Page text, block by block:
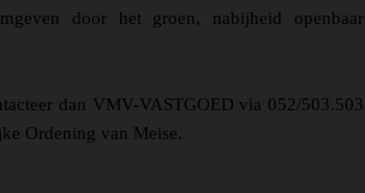
door het groen, nabijheid openbaar
dan VMV-VASTGOED via 052/503.503
Ordening van Meise.